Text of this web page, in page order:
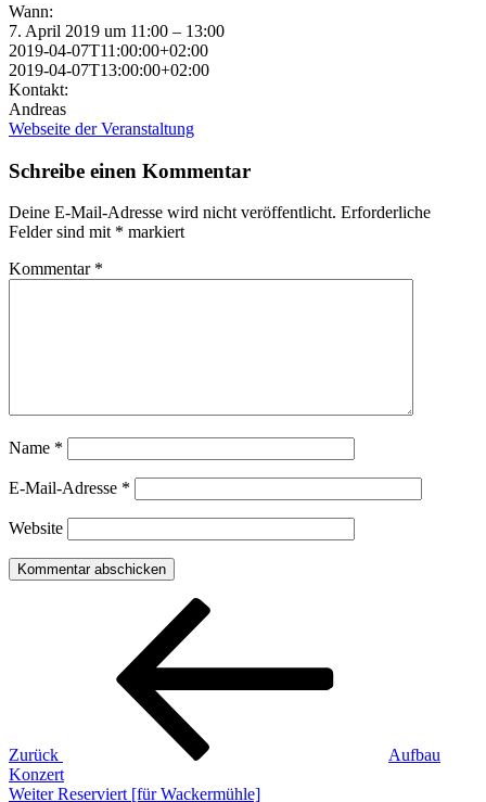
Wann:
7. April 2019 um 11:00 – 13:00
2019-04-07T11:00:00+02:00
2019-04-07T13:00:00+02:00
Kontakt:
Andreas
Webseite der Veranstaltung
Schreibe einen Kommentar
Deine E-Mail-Adresse wird nicht veröffentlicht. Erforderliche
Felder sind mit * markiert
Kommentar *
Name *
E-Mail-Adresse *
Website
Beitragsnavigation
Zurück
Aufbau
Konzert
Nächster
Weiter Reserviert [für Wackermühle]